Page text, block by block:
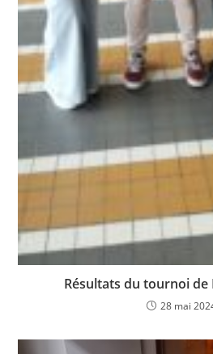
Résultats du tournoi de
28 mai